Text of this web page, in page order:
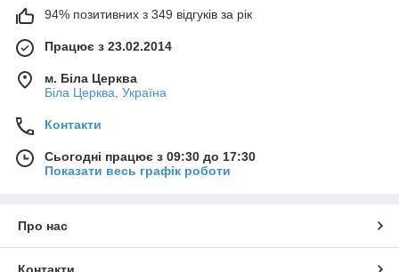
94% позитивних з 349 відгуків за рік
Працює з 23.02.2014
м. Біла Церква
Біла Церква, Україна
Контакти
Сьогодні працює з 09:30 до 17:30
Показати весь графік роботи
Про нас